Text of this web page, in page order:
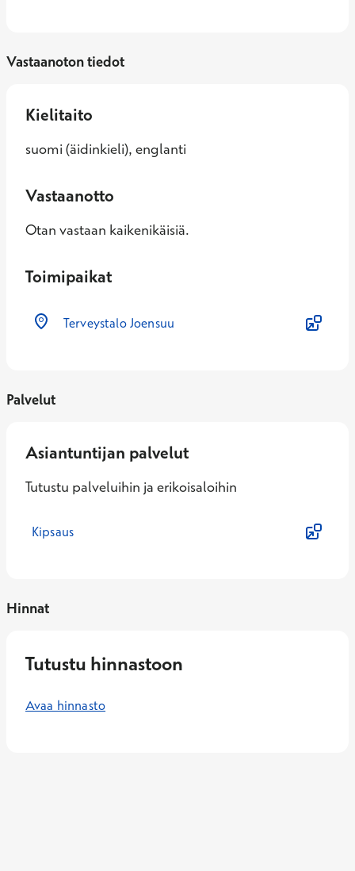
Vastaanoton tiedot
Kielitaito
suomi (äidinkieli), englanti
Vastaanotto
Otan vastaan kaikenikäisiä.
Toimipaikat
Terveystalo Joensuu
Palvelut
Asiantuntijan palvelut
Tutustu palveluihin ja erikoisaloihin
Kipsaus
Hinnat
Tutustu hinnastoon
Avaa hinnasto